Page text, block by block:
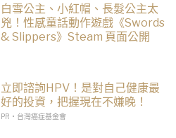
白雪公主、小紅帽、長髮公主太
兇！性感童話動作遊戲《Swords
& Slippers》Steam 頁面公開
立即諮詢HPV！是對自己健康最
好的投資，把握現在不嫌晚！
PR・台灣癌症基金會